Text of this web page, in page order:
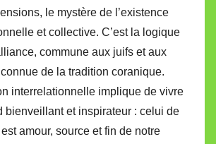
le mystère de l’existence
et collective. C’est la logique
commune aux juifs et aux
de la tradition coranique.
interrelationnelle implique de vivre
bienveillant et inspirateur : celui de
amour, source et fin de notre